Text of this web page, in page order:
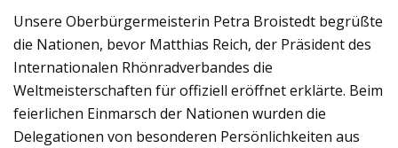
Unsere Oberbürgermeisterin Petra Broistedt begrüßte
die Nationen, bevor Matthias Reich, der Präsident des
Internationalen Rhönradverbandes die
Weltmeisterschaften für offiziell eröffnet erklärte. Beim
feierlichen Einmarsch der Nationen wurden die
Delegationen von besonderen Persönlichkeiten aus